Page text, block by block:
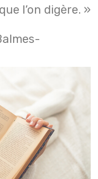
l’on digère. »